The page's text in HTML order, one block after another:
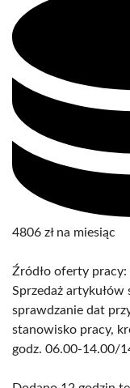
4806 zł na miesiąc
Źródło oferty
Sprzedaż
sprawdzanie dat
stanowisko pracy,
godz. 06.00-14.00/